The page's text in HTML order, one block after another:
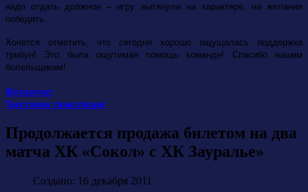
надо отдать должное – игру вытянули на характере, на желании
победить.
Хочется отметить, что сегодня хорошо ощущалась поддержка
трибун! Это была ощутимая помощь команде! Спасибо нашим
болельщикам!
Фотоотчет
Текстовая трансляция
Продолжается продажа билетом на два
матча ХК «Сокол» с ХК Зауралье»
Создано: 16 декабря 2011